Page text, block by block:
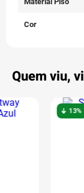
Cor
Quem viu,
13%